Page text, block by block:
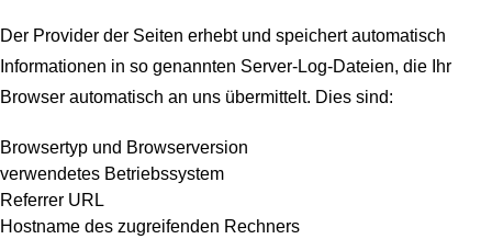
Der Provider der Seiten erhebt und speichert automatisch
Informationen in so genannten Server-Log-Dateien, die Ihr
Browser automatisch an uns übermittelt. Dies sind:
Browsertyp und Browserversion
verwendetes Betriebssystem
Referrer URL
Hostname des zugreifenden Rechners